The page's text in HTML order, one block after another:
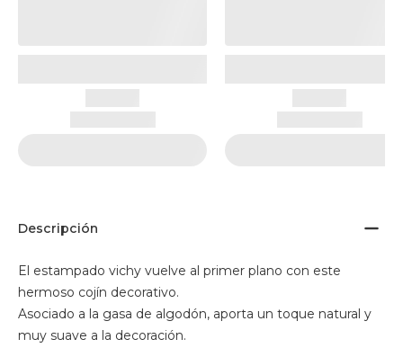
Descripción
El estampado vichy vuelve al primer plano con este
hermoso cojín decorativo.
Asociado a la gasa de algodón, aporta un toque natural y
muy suave a la decoración.